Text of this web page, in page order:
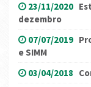
23/11/2020
dezembro
07/07/2019
e SIMM
03/04/2018